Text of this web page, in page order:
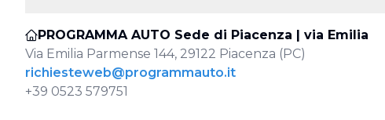
PROGRAMMA AUTO Sede di Piacenza | via Emilia
Via Emilia Parmense 144, 29122 Piacenza (PC)
richiesteweb@programmauto.it
+39 0523 579751